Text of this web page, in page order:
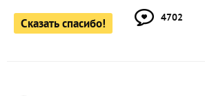
Сказать спасибо! 4702